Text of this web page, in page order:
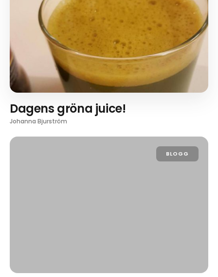
Dagens gröna juice!
Johanna Bjurström
BLOGG